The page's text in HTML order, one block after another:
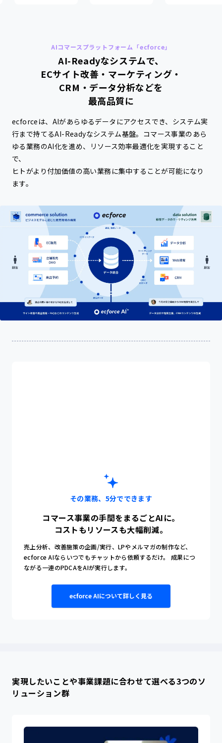
（商品が多いショップ様向け）
定期通販
（商品が少ないショップ様向け）
商材ごとの特徴
コスメ・美容・健康食品
食品・飲料品
提携サービス一覧
セキュリティ対策
パートナープログラム
請求書の立替払い
ーカーとしての基礎体力と強い運用体制
AIコマースプラットフォーム「ecforce」
AI-Readyなシステムで、
ECサイト改善・マーケティング・
CRM・データ分析などを
最高品質に
ecforceは、AIがあらゆるデータにアクセスでき、システム実
行まで持てるAI-Readyなシステム基盤。 コマース事業のあら
ゆる業務のAI化を進め、リソース効率最適化を実現すること
で、
ヒトがより付加価値の高い業務に集中することが可能になり
ます。
その業務、5分でできます
コマース事業の手間をまるごとAIに。
コストもリソースも大幅削減。
売上分析、改善施策の企画/実行、LPやメルマガの制作など、
ecforce AIならいつでもチャットから依頼するだけ。
成果につ
ながる一連のPDCAをAIが実行します。
ecforce AIについて詳しく見る
実現したいことや事業課題に合わせて選べる3つのソ
リューション群